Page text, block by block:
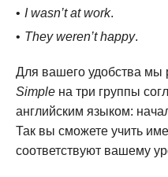
I wasn’t at work.
They weren’t happy.
Для вашего удобства мы
Simple на три группы
английским языком:
Так вы сможете учить
соответствуют вашему